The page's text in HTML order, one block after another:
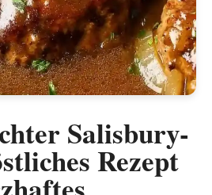
Salisbury-
Rezept